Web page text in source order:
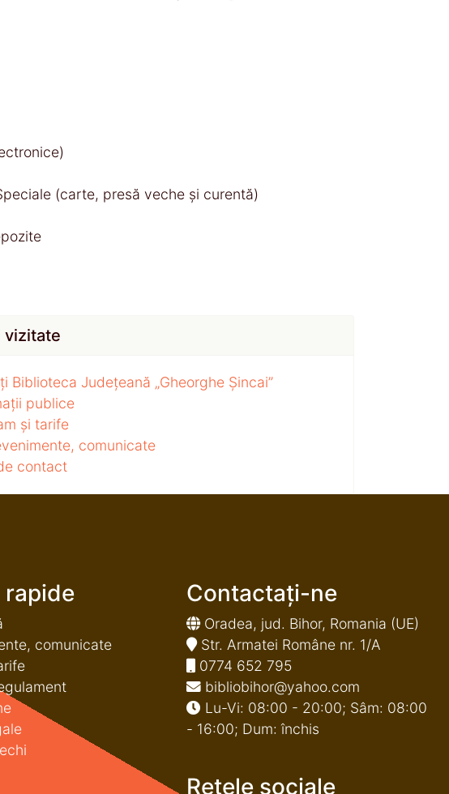
(carte, presă veche și curentă)
vizitate
Biblioteca Județeană „Gheorghe Șincai”
publice
și tarife
comunicate
contact
comunicate
Contactați-ne
Oradea, jud. Bihor, Romania (UE)
Str. Armatei Române nr. 1/A
0774 652 795
bibliobihor@yahoo.com
Lu-Vi: 08:00 - 20:00; Sâm: 08:00
- 16:00; Dum: închis
Rețele sociale